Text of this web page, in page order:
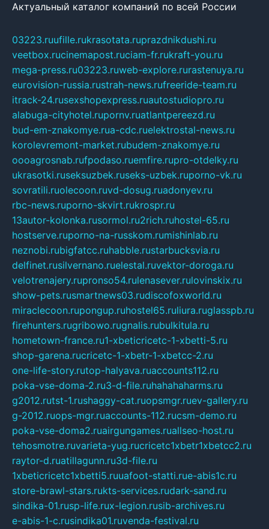
Актуальный каталог компаний по всей России
03223.ruufille.rukrasotata.ruprazdnikdushi.ru
veetbox.rucinemapost.ruciam-fr.rukraft-you.ru
mega-press.ru03223.ruweb-explore.rurastenuya.ru
eurovision-russia.rustrah-news.rufreeride-team.ru
itrack-24.rusexshopexpress.ruautostudiopro.ru
alabuga-cityhotel.rupornv.ruatlantpereezd.ru
bud-em-znakomye.rua-cdc.ruelektrostal-news.ru
korolevremont-market.rubudem-znakomye.ru
oooagrosnab.rufpodaso.ruemfire.rupro-otdelky.ru
ukrasotki.ruseksuzbek.ruseks-uzbek.ruporno-vk.ru
sovratili.ruolecoon.ruvd-dosug.ruadonyev.ru
rbc-news.ruporno-skvirt.rukrospr.ru
13autor-kolonka.rusormol.ru2rich.ruhostel-65.ru
hostserve.ruporno-na-russkom.rumishinlab.ru
neznobi.rubigfatcc.ruhabble.rustarbucksvia.ru
delfinet.rusilvernano.ruelestal.ruvektor-doroga.ru
velotrenajery.rupronso54.rulenasever.rulovinskix.ru
show-pets.rusmartnews03.rudiscofoxworld.ru
miraclecoon.rupongup.ruhostel65.ruliura.ruglasspb.ru
firehunters.rugribowo.rugnalis.rubulkitula.ru
hometown-france.ru1-xbeticricetc-1-xbetti-5.ru
shop-garena.rucricetc-1-xbetr-1-xbetcc-2.ru
one-life-story.rutop-halyava.ruaccounts112.ru
poka-vse-doma-2.ru3-d-file.ruhahahaharms.ru
g2012.rutst-1.rushaggy-cat.ruopsmgr.ruev-gallery.ru
g-2012.ruops-mgr.ruaccounts-112.rucsm-demo.ru
poka-vse-doma2.ruairgungames.ruallseo-host.ru
tehosmotre.ruvarieta-yug.rucricetc1xbetr1xbetcc2.ru
raytor-d.ruatillagunn.ru3d-file.ru
1xbeticricetc1xbetti5.ruuafoot-statti.rue-abis1c.ru
store-brawl-stars.rukts-services.rudark-sand.ru
sindika-01.rusp-life.rux-legion.rusib-archives.ru
e-abis-1-c.rusindika01.ruvenda-festival.ru